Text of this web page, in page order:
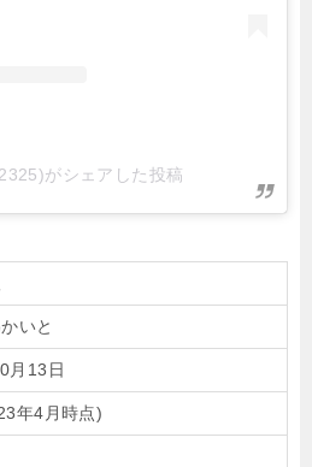
がシェアした投稿
いと
月13日
年4月時点)